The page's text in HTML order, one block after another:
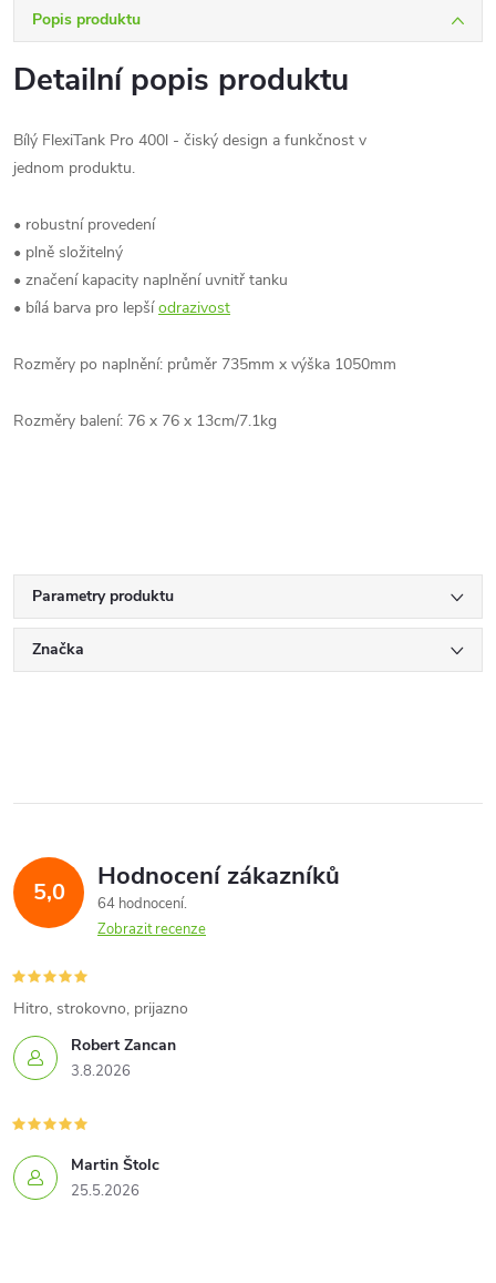
Popis produktu
Detailní popis produktu
Bílý FlexiTank Pro 400l - čiský design a funkčnost v
jednom produktu.
• robustní provedení
• plně složitelný
• značení kapacity naplnění uvnitř tanku
• bílá barva pro lepšíodrazivost
Rozměry po naplnění: průměr 735mm x výška 1050mm
Rozměry balení: 76 x 76 x 13cm/7.1kg
Parametry produktu
Značka
5,0 Hodnocení zákazníků
64 hodnocení
Zobrazit recenze
Robert Zancan
3.8.2026
Hitro, strokovno, prijazno
Martin Štolc
25.5.2026